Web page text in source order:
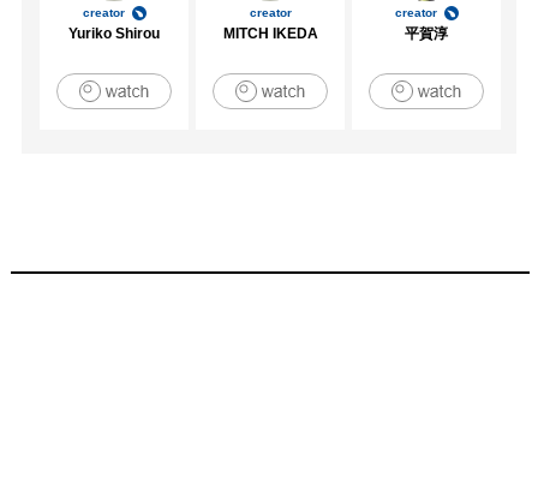
creator
Yuriko Shirou
creator
MITCH IKEDA
creator
平賀淳